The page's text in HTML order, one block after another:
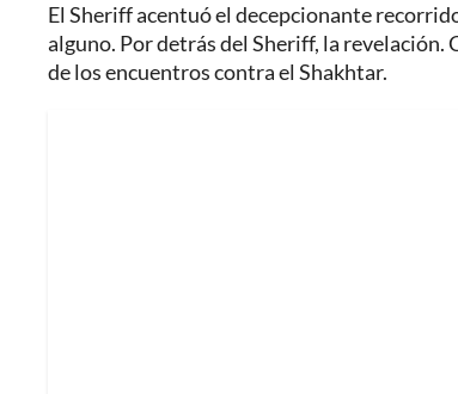
El Sheriff acentuó el decepcionante
alguno. Por detrás del Sheriff, la revelación.
de los encuentros contra el Shakhtar.